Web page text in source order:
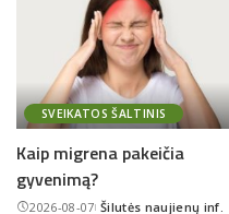
SVEIKATOS ŠALTINIS
Kaip migrena pakeičia
gyvenimą?
2026-08-07 Šilutės naujienų inf.